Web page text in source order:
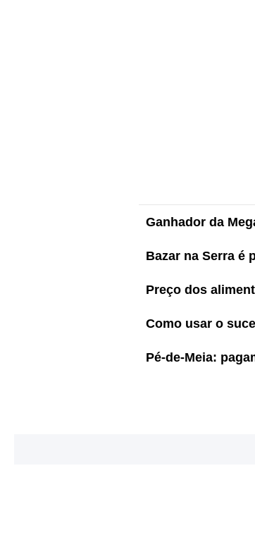
Ganhador da
Bazar na Serra é
Preço dos
Como usar o
Pé-de-Meia: